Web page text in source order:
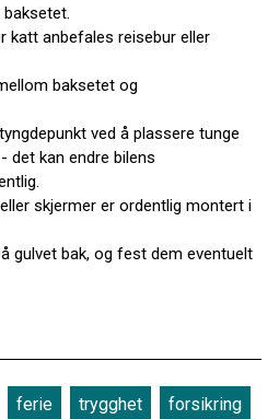
baksetet.
katt anbefales reisebur eller
baksetet og
ved å plassere tunge
det kan endre bilens
skjermer er ordentlig montert i
gulvet bak, og fest dem eventuelt
ferie trygghet forsikring